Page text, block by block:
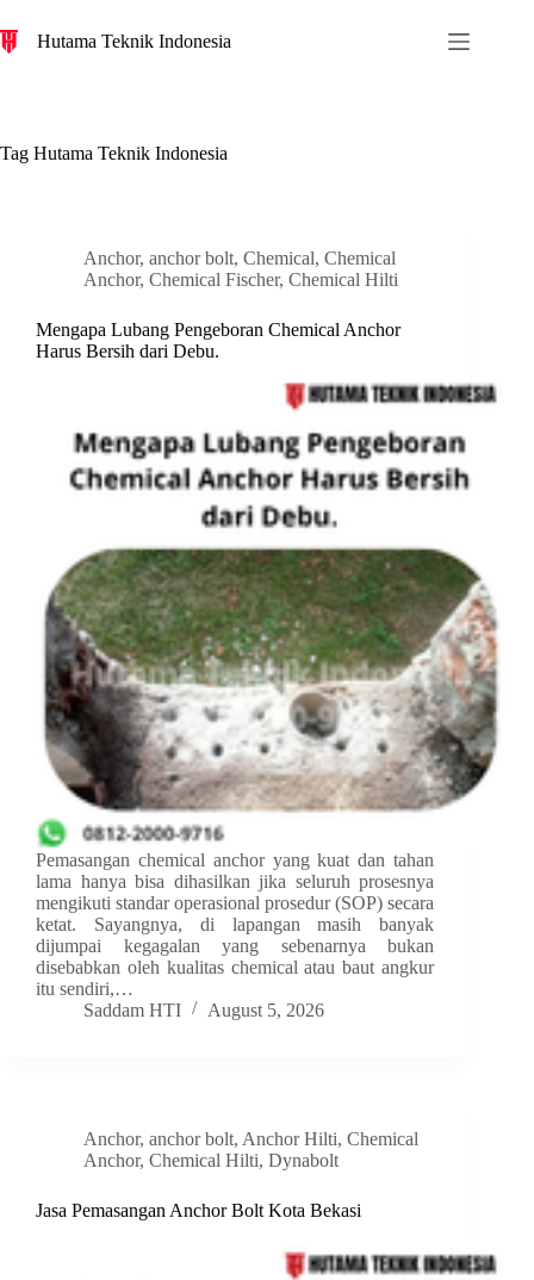
c
Hutama Teknik Indonesia
Tag Hutama Teknik Indonesia
Anchor, anchor bolt, Chemical, Chemical
Anchor, Chemical Fischer, Chemical Hilti
Mengapa Lubang Pengeboran Chemical Anchor
Harus Bersih dari Debu.
Pemasangan chemical anchor yang kuat dan tahan
lama hanya bisa dihasilkan jika seluruh prosesnya
mengikuti standar operasional prosedur (SOP) secara
ketat. Sayangnya, di lapangan masih banyak
dijumpai kegagalan yang sebenarnya bukan
disebabkan oleh kualitas chemical atau baut angkur
itu sendiri,…
Saddam HTI
August 5, 2026
Anchor, anchor bolt, Anchor Hilti, Chemical
Anchor, Chemical Hilti, Dynabolt
Jasa Pemasangan Anchor Bolt Kota Bekasi